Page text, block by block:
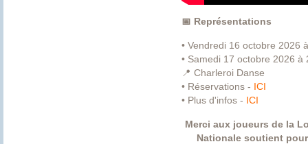
📅 Représentations
• Vendredi 16 octobre 2026
• Samedi 17 octobre 2026 à
📍 Charleroi Danse
• Réservations - ICI
• Plus d'infos - ICI
Merci aux joueurs de la
Nationale soutient